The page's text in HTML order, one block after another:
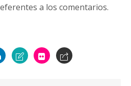
a los comentarios.